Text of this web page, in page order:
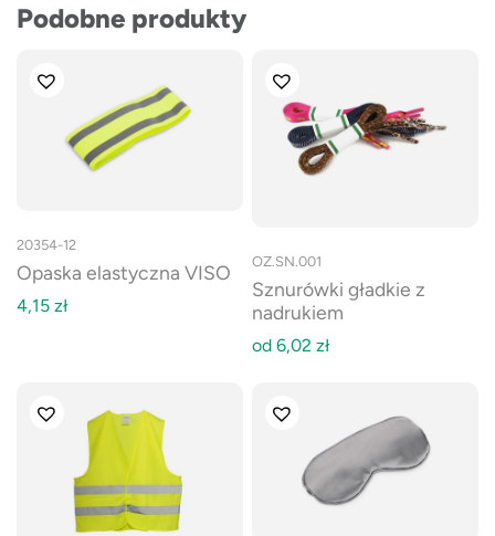
Podobne produkty
20354-12
Opaska elastyczna VISO
4,15 zł
OZ.SN.001
Sznurówki gładkie z
nadrukiem
od 6,02 zł